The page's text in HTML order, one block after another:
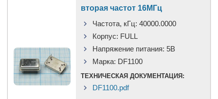
вторая частот 16МГц
Частота, кГц: 40000.0000
Корпус: FULL
Напряжение питания: 5В
Марка: DF1100
ТЕХНИЧЕСКАЯ ДОКУМЕНТАЦИЯ:
DF1100.pdf